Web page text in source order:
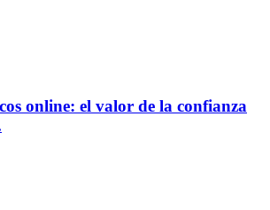
online: el valor de la confianza